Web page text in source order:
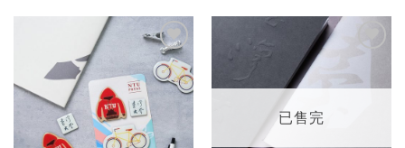
加入
「願
望輕
望輕
已售完